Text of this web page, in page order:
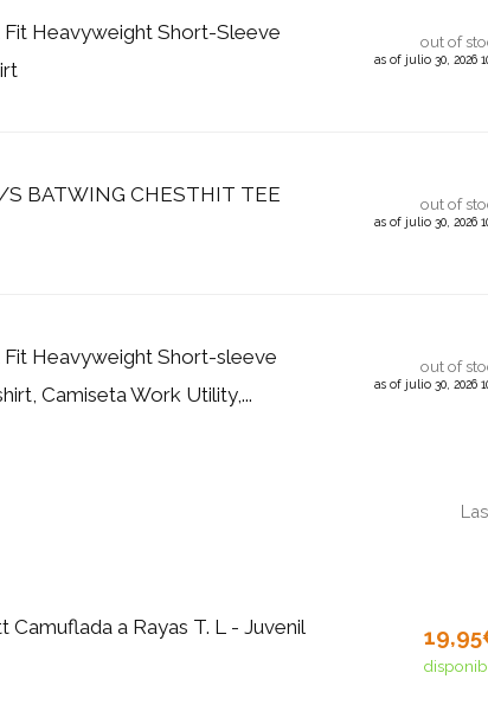
Heavyweight Short-Sleeve
out of
as of julio 30, 2026
S BATWING CHESTHIT TEE
out of
as of julio 30, 2026
Heavyweight Short-sleeve
Camiseta Work Utility,...
out of
as of julio 30, 2026
Camuflada a Rayas T. L - Juvenil